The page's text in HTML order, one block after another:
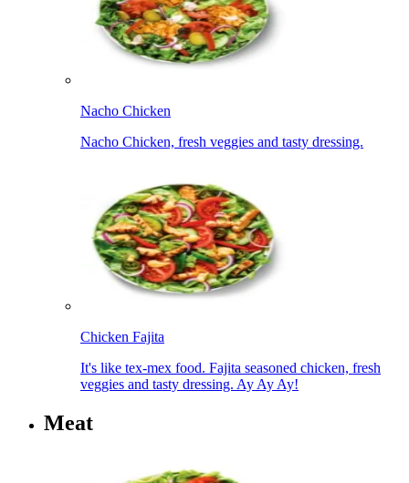
Nacho Chicken​​​​‌ ‍ ​‍​‍‌‍ ‌ ​‍‌‍‍‌‌‍‌ ‌‍‍‌‌‍ ‍​‍​‍​ ‍‍​‍​‍‌ ​ ‌‍​‌‌‍ ‍‌‍‍‌‌ ‌​‌ ‍‌​‍ ‍‌‍‍‌‌‍ ​‍​‍​‍ ​​‍​‍‌‍‍​‌ ​‍‌‍‌‌‌‍‌‍​‍​‍​ ‍‍​‍​‍‌‍‍​‌ ‌​‌ ‌​‌ ​​‌ ​ ​ ‍‍​‍ ​‍ ‌‍ ‍‌‍ ‌ ​‍‌‍‌​‌‍‍‌‌‍​ ​‍ ‌‌‍​‍‌‍‍‌‌ ‌​‌‍‌‌‌ ​ ​‍ ‌‌‍‌ ‌ ​‍‌‍ ‌ ‌‌‌ ​​​‍ ‌‌ ​ ‌ ‌​‌ ‌‌‌‍‌​‌‍‍‌‌‍ ​‍ ‍‌ ‌‍‌‍‌‌‌ ​‍‌‍​ ‌‍‌‌‌‍ ​​‍ ‍‌‍​‌‌ ​​‌ ​​​‍ ‌‍‍‌‌‍ ‍‌ ‌​‌‍‌‌‌‍ ‍‌ ‌​​‍ ‌‍‌‌‌‍‌​‌‍‍‌‌ ‌​​‍ ‌‍ ‌‌‍ ‌‍‌​‌‍‌‌​ ‌‌ ​​‌ ​‍‌‍‌‌‌ ​ ‌‍‌‌‌‍ ‍‌ ‌​‌‍​‌‌ ‌​‌‍‍‌‌‍ ‌‍ ‍​ ‍ ‌‍‍‌‌‍‌​​ ‌‌‍‌​​ ​‍​ ​‍‌‍​‌​ ‌ ​ ​‌​ ‌‌​ ‌‍​‍ ‌‌‍‌‌​ ‍‌‌‍‌‍​ ​​​‍ ‌​ ‌​​ ‌​​ ​‍​ ​​​‍ ‌​ ‍‌‌‍​ ‌‍‌‌‌‍‌​​‍ ‌‌‍‌‌‌‍‌‍​ ‌ ​ ​ ​ ‌ ​ ‌ ‌‍‌​‌‍‌‍‌‍​‌​ ​‍​ ‌ ​ ‌​​ ‍ ‌ ‌​‌ ‍‌‌ ​​‌‍‌‌​ ‌‌ ​​‌ ​‍‌‍ ‌‍‌​‌ ‌‌‌‍​ ‌ ‌​​ ‍ ‌ ​​‌‍​‌‌ ‌​‌‍‍​​ ‌‌‍ ‍‌‍​‌‌‍ ‌‌‍‌‌​‍‌‌​ ‌‌‌​​‍‌‌ ‌‍‍ ‌‍‌‌‌ ‍‌​‍‌‌​ ​ ‌​‌​​‍‌‌​ ​ ‌​‌​​‍‌‌​ ​‍​ ​‍‌‍‌‌‌‍ ‍​‍‌‌​ ​‍​ ​‍​‍‌‌​ ‌‌‌​‌​​‍ ‍‌ ‌‍‌‍​‌‌‍ ​‌ ‌‌‌‍‌‌​ ‌‍​‍‌‍​‌‌ ​ ‌‍‌‌‌‌‌‌‌ ​‍‌‍ ​​ ‌‌‍‍​‌ ‌​‌ ‌​‌ ​​‌ ​ ​‍‌‌​ ​ ‌​​‌​‍‌‌​ ​‍‌​‌‍​‍‌‌​ ​‍‌​‌‍‌‍ ‍‌‍ ‌ ​‍‌‍‌​‌‍‍‌‌‍​ ​‍ ‌‌‍​‍‌‍‍‌‌ ‌​‌‍‌‌‌ ​ ​‍ ‌‌‍‌ ‌ ​‍‌‍ ‌ ‌‌‌ ​​​‍ ‌‌ ​ ‌ ‌​‌ ‌‌‌‍‌​‌‍‍‌‌‍ ​‍ ‍‌ ‌‍‌‍‌‌‌ ​‍‌‍​ ‌‍‌‌‌‍ ​​‍ ‍‌‍​‌‌ ​​‌ ​​​‍‌‍‌‍‍‌‌‍‌​​ ‌‌‍‌​​ ​‍​ ​‍‌‍​‌​ ‌ ​ ​‌​ ‌‌​ ‌‍​‍ ‌‌‍‌‌​ ‍‌‌‍‌‍​ ​​​‍ ‌​ ‌​​ ‌​​ ​‍​ ​​​‍ ‌​ ‍‌‌‍​ ‌‍‌‌‌‍‌​​‍ ‌‌‍‌‌‌‍‌‍​ ‌ ​ ​ ​ ‌ ​ ‌ ‌‍‌​‌‍‌‍‌‍​‌​ ​‍​ ‌ ​ ‌​​‍‌‍‌ ‌​‌ ‍‌‌ ​​‌‍‌‌​ ‌‌ ​​‌ ​‍‌‍ ‌‍‌​‌ ‌‌‌‍​ ‌ ‌​​‍‌‍‌ ​​‌‍​‌‌ ‌​‌‍‍​​ ‌‌‍ ‍‌‍​‌‌‍ ‌‌‍‌‌​‍‌‌​ ‌‌‌​​‍‌‌ ‌‍‍ ‌‍‌‌‌ ‍‌​‍‌‌​ ​ ‌​‌​​‍‌‌​ ​ ‌​‌​​‍‌‌​ ​‍​ ​‍‌‍‌‌‌‍ ‍​‍‌‌​ ​‍​ ​‍​‍‌‌​ ‌‌‌​‌​​‍ ‍‌ ‌‍‌‍​‌‌‍ ​‌ ‌‌‌‍‌‌​‍‌‍‌ ​​‌‍‌‌‌ ​‍‌ ​ ‌ ​​‌‍‌‌‌‍​ ‌ ‌​‌‍‍‌‌ ‌‍‌‍‌‌​ ‌‌ ​​‌ ‌‌‌‍​‍‌‍ ​‌‍‍‌‌ ​ ‌‍‍​‌‍‌‌‌‍‌​​‍​‍‌ ‌
Nacho Chicken, fresh veggies and tasty dressing.​​​​‌ ‍ ​‍​‍‌‍ ‌ ​‍‌‍‍‌‌‍‌ ‌‍‍‌‌‍ ‍​‍​‍​ ‍‍​‍​‍‌ ​ ‌‍​‌‌‍ ‍‌‍‍‌‌ ‌​‌ ‍‌​‍ ‍‌‍‍‌‌‍ ​‍​‍​‍ ​​‍​‍‌‍‍​‌ ​‍‌‍‌‌‌‍‌‍​‍​‍​ ‍‍​‍​‍‌‍‍​‌ ‌​‌ ‌​‌ ​​‌ ​ ​ ‍‍​‍ ​‍ ‌‍ ‍‌‍ ‌ ​‍‌‍‌​‌‍‍‌‌‍​ ​‍ ‌‌‍​‍‌‍‍‌‌ ‌​‌‍‌‌‌ ​ ​‍ ‌‌‍‌ ‌ ​‍‌‍ ‌ ‌‌‌ ​​​‍ ‌‌ ​ ‌ ‌​‌ ‌‌‌‍‌​‌‍‍‌‌‍ ​‍ ‍‌ ‌‍‌‍‌‌‌ ​‍‌‍​ ‌‍‌‌‌‍ ​​‍ ‍‌‍​‌‌ ​​‌ ​​​‍ ‌‍‍‌‌‍ ‍‌ ‌​‌‍‌‌‌‍ ‍‌ ‌​​‍ ‌‍‌‌‌‍‌​‌‍‍‌‌ ‌​​‍ ‌‍ ‌‌‍ ‌‍‌​‌‍‌‌​ ‌‌ ​​‌ ​‍‌‍‌‌‌ ​ ‌‍‌‌‌‍ ‍‌ ‌​‌‍​‌‌ ‌​‌‍‍‌‌‍ ‌‍ ‍​ ‍ ‌‍‍‌‌‍‌​​ ‌‌‍‌​​ ​‍​ ​‍‌‍​‌​ ‌ ​ ​‌​ ‌‌​ ‌‍​‍ ‌‌‍‌‌​ ‍‌‌‍‌‍​ ​​​‍ ‌​ ‌​​ ‌​​ ​‍​ ​​​‍ ‌​ ‍‌‌‍​ ‌‍‌‌‌‍‌​​‍ ‌‌‍‌‌‌‍‌‍​ ‌ ​ ​ ​ ‌ ​ ‌ ‌‍‌​‌‍‌‍‌‍​‌​ ​‍​ ‌ ​ ‌​​ ‍ ‌ ‌​‌ ‍‌‌ ​​‌‍‌‌​ ‌‌ ​​‌ ​‍‌‍ ‌‍‌​‌ ‌‌‌‍​ ‌ ‌​​ ‍ ‌ ​​‌‍​‌‌ ‌​‌‍‍​​ ‌‌ ​ ‌‍‍​‌‍ ‌ ​‍‌ ‌​‌​‌​‌‍‌‌‌ ​ ‌‍​ ‌ ​‍‌‍‍‌‌ ​​‌ ‌​‌‍‍‌‌‍ ‌‍ ‍​‍‌‌​ ‌‌‌​​‍‌‌ ‌‍‍ ‌‍‌‌‌ ‍‌​‍‌‌​ ​ ‌​‌​​‍‌‌​ ​ ‌​‌​​‍‌‌​ ​‍​ ​‍‌‍‌‌‌‍ ‍​‍‌‌​ ​‍​ ​‍​‍‌‌​ ‌‌‌​‌​​‍ ‍‌ ‌‍‌‍​‌‌‍ ​‌ ‌‌‌‍‌‌​ ‌‍​‍‌‍​‌‌ ​ ‌‍‌‌‌‌‌‌‌ ​‍‌‍ ​​ ‌‌‍‍​‌ ‌​‌ ‌​‌ ​​‌ ​ ​‍‌‌​ ​ ‌​​‌​‍‌‌​ ​‍‌​‌‍​‍‌‌​ ​‍‌​‌‍‌‍ ‍‌‍ ‌ ​‍‌‍‌​‌‍‍‌‌‍​ ​‍ ‌‌‍​‍‌‍‍‌‌ ‌​‌‍‌‌‌ ​ ​‍ ‌‌‍‌ ‌ ​‍‌‍ ‌ ‌‌‌ ​​​‍ ‌‌ ​ ‌ ‌​‌ ‌‌‌‍‌​‌‍‍‌‌‍ ​‍ ‍‌ ‌‍‌‍‌‌‌ ​‍‌‍​ ‌‍‌‌‌‍ ​​‍ ‍‌‍​‌‌ ​​‌ ​​​‍‌‍‌‍‍‌‌‍‌​​ ‌‌‍‌​​ ​‍​ ​‍‌‍​‌​ ‌ ​ ​‌​ ‌‌​ ‌‍​‍ ‌‌‍‌‌​ ‍‌‌‍‌‍​ ​​​‍ ‌​ ‌​​ ‌​​ ​‍​ ​​​‍ ‌​ ‍‌‌‍​ ‌‍‌‌‌‍‌​​‍ ‌‌‍‌‌‌‍‌‍​ ‌ ​ ​ ​ ‌ ​ ‌ ‌‍‌​‌‍‌‍‌‍​‌​ ​‍​ ‌ ​ ‌​​‍‌‍‌ ‌​‌ ‍‌‌ ​​‌‍‌‌​ ‌‌ ​​‌ ​‍‌‍ ‌‍‌​‌ ‌‌‌‍​ ‌ ‌​​‍‌‍‌ ​​‌‍​‌‌ ‌​‌‍‍​​ ‌‌ ​ ‌‍‍​‌‍ ‌ ​‍‌ ‌​‌​‌​‌‍‌‌‌ ​ ‌‍​ ‌ ​‍‌‍‍‌‌ ​​‌ ‌​‌‍‍‌‌‍ ‌‍ ‍​‍‌‌​ ‌‌‌​​‍‌‌ ‌‍‍ ‌‍‌‌‌ ‍‌​‍‌‌​ ​ ‌​‌​​‍‌‌​ ​ ‌​‌​​‍‌‌​ ​‍​ ​‍‌‍‌‌‌‍ ‍​‍‌‌​ ​‍​ ​‍​‍‌‌​ ‌‌‌​‌​​‍ ‍‌ ‌‍‌‍​‌‌‍ ​‌ ‌‌‌‍‌‌​‍‌‍‌ ​​‌‍‌‌‌ ​‍‌ ​ ‌ ​​‌‍‌‌‌‍​ ‌ ‌​‌‍‍‌‌ ‌‍‌‍‌‌​ ‌‌ ​​‌ ‌‌‌‍​‍‌‍ ​‌‍‍‌‌ ​ ‌‍‍​‌‍‌‌‌‍‌​​‍​‍‌ ‌
Chicken Fajita​​​​‌ ‍ ​‍​‍‌‍ ‌ ​‍‌‍‍‌‌‍‌ ‌‍‍‌‌‍ ‍​‍​‍​ ‍‍​‍​‍‌ ​ ‌‍​‌‌‍ ‍‌‍‍‌‌ ‌​‌ ‍‌​‍ ‍‌‍‍‌‌‍ ​‍​‍​‍ ​​‍​‍‌‍‍​‌ ​‍‌‍‌‌‌‍‌‍​‍​‍​ ‍‍​‍​‍‌‍‍​‌ ‌​‌ ‌​‌ ​​‌ ​ ​ ‍‍​‍ ​‍ ‌‍ ‍‌‍ ‌ ​‍‌‍‌​‌‍‍‌‌‍​ ​‍ ‌‌‍​‍‌‍‍‌‌ ‌​‌‍‌‌‌ ​ ​‍ ‌‌‍‌ ‌ ​‍‌‍ ‌ ‌‌‌ ​​​‍ ‌‌ ​ ‌ ‌​‌ ‌‌‌‍‌​‌‍‍‌‌‍ ​‍ ‍‌ ‌‍‌‍‌‌‌ ​‍‌‍​ ‌‍‌‌‌‍ ​​‍ ‍‌‍​‌‌ ​​‌ ​​​‍ ‌‍‍‌‌‍ ‍‌ ‌​‌‍‌‌‌‍ ‍‌ ‌​​‍ ‌‍‌‌‌‍‌​‌‍‍‌‌ ‌​​‍ ‌‍ ‌‌‍ ‌‍‌​‌‍‌‌​ ‌‌ ​​‌ ​‍‌‍‌‌‌ ​ ‌‍‌‌‌‍ ‍‌ ‌​‌‍​‌‌ ‌​‌‍‍‌‌‍ ‌‍ ‍​ ‍ ‌‍‍‌‌‍‌​​ ‌​ ‌ ​ ‍​‌‍‌‌‌‍​‍​ ‍‌‌‍​ ​ ‍‌‌‍​ ​‍ ‌‌‍‌​‌‍​ ​ ‍‌‌‍​‍​‍ ‌​ ‌​‌‍‌‌​ ‍​​ ​‍​‍ ‌​ ‍​‌‍​‌​ ‍‌​ ​‍​‍ ‌‌‍‌‌‌‍​‌‌‍​‍​ ‌‍‌‍​‌‌‍​‌‌‍​ ​ ​‌‌‍​‍​ ‌‌​ ‌​​ ​‍​ ‍ ‌ ‌​‌ ‍‌‌ ​​‌‍‌‌​ ‌‌ ​​‌ ​‍‌‍ ‌‍‌​‌ ‌‌‌‍​ ‌ ‌​​ ‍ ‌ ​​‌‍​‌‌ ‌​‌‍‍​​ ‌‌‍ ‍‌‍​‌‌‍ ‌‌‍‌‌​‍‌‌​ ‌‌‌​​‍‌‌ ‌‍‍ ‌‍‌‌‌ ‍‌​‍‌‌​ ​ ‌​‌​​‍‌‌​ ​ ‌​‌​​‍‌‌​ ​‍​ ​‍‌‍‌‌‌‍ ‍​‍‌‌​ ​‍​ ​‍​‍‌‌​ ‌‌‌​‌​​‍ ‍‌ ‌‍‌‍​‌‌‍ ​‌ ‌‌‌‍‌‌​ ‌‍​‍‌‍​‌‌ ​ ‌‍‌‌‌‌‌‌‌ ​‍‌‍ ​​ ‌‌‍‍​‌ ‌​‌ ‌​‌ ​​‌ ​ ​‍‌‌​ ​ ‌​​‌​‍‌‌​ ​‍‌​‌‍​‍‌‌​ ​‍‌​‌‍‌‍ ‍‌‍ ‌ ​‍‌‍‌​‌‍‍‌‌‍​ ​‍ ‌‌‍​‍‌‍‍‌‌ ‌​‌‍‌‌‌ ​ ​‍ ‌‌‍‌ ‌ ​‍‌‍ ‌ ‌‌‌ ​​​‍ ‌‌ ​ ‌ ‌​‌ ‌‌‌‍‌​‌‍‍‌‌‍ ​‍ ‍‌ ‌‍‌‍‌‌‌ ​‍‌‍​ ‌‍‌‌‌‍ ​​‍ ‍‌‍​‌‌ ​​‌ ​​​‍‌‍‌‍‍‌‌‍‌​​ ‌​ ‌ ​ ‍​‌‍‌‌‌‍​‍​ ‍‌‌‍​ ​ ‍‌‌‍​ ​‍ ‌‌‍‌​‌‍​ ​ ‍‌‌‍​‍​‍ ‌​ ‌​‌‍‌‌​ ‍​​ ​‍​‍ ‌​ ‍​‌‍​‌​ ‍‌​ ​‍​‍ ‌‌‍‌‌‌‍​‌‌‍​‍​ ‌‍‌‍​‌‌‍​‌‌‍​ ​ ​‌‌‍​‍​ ‌‌​ ‌​​ ​‍​‍‌‍‌ ‌​‌ ‍‌‌ ​​‌‍‌‌​ ‌‌ ​​‌ ​‍‌‍ ‌‍‌​‌ ‌‌‌‍​ ‌ ‌​​‍‌‍‌ ​​‌‍​‌‌ ‌​‌‍‍​​ ‌‌‍ ‍‌‍​‌‌‍ ‌‌‍‌‌​‍‌‌​ ‌‌‌​​‍‌‌ ‌‍‍ ‌‍‌‌‌ ‍‌​‍‌‌​ ​ ‌​‌​​‍‌‌​ ​ ‌​‌​​‍‌‌​ ​‍​ ​‍‌‍‌‌‌‍ ‍​‍‌‌​ ​‍​ ​‍​‍‌‌​ ‌‌‌​‌​​‍ ‍‌ ‌‍‌‍​‌‌‍ ​‌ ‌‌‌‍‌‌​‍‌‍‌ ​​‌‍‌‌‌ ​‍‌ ​ ‌ ​​‌‍‌‌‌‍​ ‌ ‌​‌‍‍‌‌ ‌‍‌‍‌‌​ ‌‌ ​​‌ ‌‌‌‍​‍‌‍ ​‌‍‍‌‌ ​ ‌‍‍​‌‍‌‌‌‍‌​​‍​‍‌ ‌
It's like tex-mex food. Fajita seasoned chicken, fresh
veggies and tasty dressing. Ay Ay Ay!​​​​‌ ‍ ​‍​‍‌‍ ‌ ​‍‌‍‍‌‌‍‌ ‌‍‍‌‌‍ ‍​‍​‍​ ‍‍​‍​‍‌ ​ ‌‍​‌‌‍ ‍‌‍‍‌‌ ‌​‌ ‍‌​‍ ‍‌‍‍‌‌‍ ​‍​‍​‍ ​​‍​‍‌‍‍​‌ ​‍‌‍‌‌‌‍‌‍​‍​‍​ ‍‍​‍​‍‌‍‍​‌ ‌​‌ ‌​‌ ​​‌ ​ ​ ‍‍​‍ ​‍ ‌‍ ‍‌‍ ‌ ​‍‌‍‌​‌‍‍‌‌‍​ ​‍ ‌‌‍​‍‌‍‍‌‌ ‌​‌‍‌‌‌ ​ ​‍ ‌‌‍‌ ‌ ​‍‌‍ ‌ ‌‌‌ ​​​‍ ‌‌ ​ ‌ ‌​‌ ‌‌‌‍‌​‌‍‍‌‌‍ ​‍ ‍‌ ‌‍‌‍‌‌‌ ​‍‌‍​ ‌‍‌‌‌‍ ​​‍ ‍‌‍​‌‌ ​​‌ ​​​‍ ‌‍‍‌‌‍ ‍‌ ‌​‌‍‌‌‌‍ ‍‌ ‌​​‍ ‌‍‌‌‌‍‌​‌‍‍‌‌ ‌​​‍ ‌‍ ‌‌‍ ‌‍‌​‌‍‌‌​ ‌‌ ​​‌ ​‍‌‍‌‌‌ ​ ‌‍‌‌‌‍ ‍‌ ‌​‌‍​‌‌ ‌​‌‍‍‌‌‍ ‌‍ ‍​ ‍ ‌‍‍‌‌‍‌​​ ‌​ ‌ ​ ‍​‌‍‌‌‌‍​‍​ ‍‌‌‍​ ​ ‍‌‌‍​ ​‍ ‌‌‍‌​‌‍​ ​ ‍‌‌‍​‍​‍ ‌​ ‌​‌‍‌‌​ ‍​​ ​‍​‍ ‌​ ‍​‌‍​‌​ ‍‌​ ​‍​‍ ‌‌‍‌‌‌‍​‌‌‍​‍​ ‌‍‌‍​‌‌‍​‌‌‍​ ​ ​‌‌‍​‍​ ‌‌​ ‌​​ ​‍​ ‍ ‌ ‌​‌ ‍‌‌ ​​‌‍‌‌​ ‌‌ ​​‌ ​‍‌‍ ‌‍‌​‌ ‌‌‌‍​ ‌ ‌​​ ‍ ‌ ​​‌‍​‌‌ ‌​‌‍‍​​ ‌‌ ​ ‌‍‍​‌‍ ‌ ​‍‌ ‌​‌​‌​‌‍‌‌‌ ​ ‌‍​ ‌ ​‍‌‍‍‌‌ ​​‌ ‌​‌‍‍‌‌‍ ‌‍ ‍​‍‌‌​ ‌‌‌​​‍‌‌ ‌‍‍ ‌‍‌‌‌ ‍‌​‍‌‌​ ​ ‌​‌​​‍‌‌​ ​ ‌​‌​​‍‌‌​ ​‍​ ​‍‌‍‌‌‌‍ ‍​‍‌‌​ ​‍​ ​‍​‍‌‌​ ‌‌‌​‌​​‍ ‍‌ ‌‍‌‍​‌‌‍ ​‌ ‌‌‌‍‌‌​ ‌‍​‍‌‍​‌‌ ​ ‌‍‌‌‌‌‌‌‌ ​‍‌‍ ​​ ‌‌‍‍​‌ ‌​‌ ‌​‌ ​​‌ ​ ​‍‌‌​ ​ ‌​​‌​‍‌‌​ ​‍‌​‌‍​‍‌‌​ ​‍‌​‌‍‌‍ ‍‌‍ ‌ ​‍‌‍‌​‌‍‍‌‌‍​ ​‍ ‌‌‍​‍‌‍‍‌‌ ‌​‌‍‌‌‌ ​ ​‍ ‌‌‍‌ ‌ ​‍‌‍ ‌ ‌‌‌ ​​​‍ ‌‌ ​ ‌ ‌​‌ ‌‌‌‍‌​‌‍‍‌‌‍ ​‍ ‍‌ ‌‍‌‍‌‌‌ ​‍‌‍​ ‌‍‌‌‌‍ ​​‍ ‍‌‍​‌‌ ​​‌ ​​​‍‌‍‌‍‍‌‌‍‌​​ ‌​ ‌ ​ ‍​‌‍‌‌‌‍​‍​ ‍‌‌‍​ ​ ‍‌‌‍​ ​‍ ‌‌‍‌​‌‍​ ​ ‍‌‌‍​‍​‍ ‌​ ‌​‌‍‌‌​ ‍​​ ​‍​‍ ‌​ ‍​‌‍​‌​ ‍‌​ ​‍​‍ ‌‌‍‌‌‌‍​‌‌‍​‍​ ‌‍‌‍​‌‌‍​‌‌‍​ ​ ​‌‌‍​‍​ ‌‌​ ‌​​ ​‍​‍‌‍‌ ‌​‌ ‍‌‌ ​​‌‍‌‌​ ‌‌ ​​‌ ​‍‌‍ ‌‍‌​‌ ‌‌‌‍​ ‌ ‌​​‍‌‍‌ ​​‌‍​‌‌ ‌​‌‍‍​​ ‌‌ ​ ‌‍‍​‌‍ ‌ ​‍‌ ‌​‌​‌​‌‍‌‌‌ ​ ‌‍​ ‌ ​‍‌‍‍‌‌ ​​‌ ‌​‌‍‍‌‌‍ ‌‍ ‍​‍‌‌​ ‌‌‌​​‍‌‌ ‌‍‍ ‌‍‌‌‌ ‍‌​‍‌‌​ ​ ‌​‌​​‍‌‌​ ​ ‌​‌​​‍‌‌​ ​‍​ ​‍‌‍‌‌‌‍ ‍​‍‌‌​ ​‍​ ​‍​‍‌‌​ ‌‌‌​‌​​‍ ‍‌ ‌‍‌‍​‌‌‍ ​‌ ‌‌‌‍‌‌​‍‌‍‌ ​​‌‍‌‌‌ ​‍‌ ​ ‌ ​​‌‍‌‌‌‍​ ‌ ‌​‌‍‍‌‌ ‌‍‌‍‌‌​ ‌‌ ​​‌ ‌‌‌‍​‍‌‍ ​‌‍‍‌‌ ​ ‌‍‍​‌‍‌‌‌‍‌​​‍​‍‌ ‌
Meat​​​​‌ ‍ ​‍​‍‌‍ ‌ ​‍‌‍‍‌‌‍‌ ‌‍‍‌‌‍ ‍​‍​‍​ ‍‍​‍​‍‌ ​ ‌‍​‌‌‍ ‍‌‍‍‌‌ ‌​‌ ‍‌​‍ ‍‌‍‍‌‌‍ ​‍​‍​‍ ​​‍​‍‌‍‍​‌ ​‍‌‍‌‌‌‍‌‍​‍​‍​ ‍‍​‍​‍‌‍‍​‌ ‌​‌ ‌​‌ ​​‌ ​ ​ ‍‍​‍ ​‍ ‌‍ ‍‌‍ ‌ ​‍‌‍‌​‌‍‍‌‌‍​ ​‍ ‌‌‍​‍‌‍‍‌‌ ‌​‌‍‌‌‌ ​ ​‍ ‌‌‍‌ ‌ ​‍‌‍ ‌ ‌‌‌ ​​​‍ ‌‌ ​ ‌ ‌​‌ ‌‌‌‍‌​‌‍‍‌‌‍ ​‍ ‍‌ ‌‍‌‍‌‌‌ ​‍‌‍​ ‌‍‌‌‌‍ ​​‍ ‍‌‍​‌‌ ​​‌ ​​​‍ ‌‍‍‌‌‍ ‍‌ ‌​‌‍‌‌‌‍ ‍‌ ‌​​‍ ‌‍‌‌‌‍‌​‌‍‍‌‌ ‌​​‍ ‌‍ ‌‌‍ ‌‍‌​‌‍‌‌​ ‌‌ ​​‌ ​‍‌‍‌‌‌ ​ ‌‍‌‌‌‍ ‍‌ ‌​‌‍​‌‌ ‌​‌‍‍‌‌‍ ‌‍ ‍​ ‍ ‌‍‍‌‌‍‌​​ ‌‌‍​‍​ ‍‌​ ‍‌​ ​ ‌‍​‍​ ​‍‌‍‌‍​ ‌​​‍ ‌‌‍‌‍​ ​ ​ ‌ ‌‍‌‍​‍ ‌​ ‌​‌‍​‍‌‍​‍​ ​‌​‍ ‌​ ‍‌​ ‍‌‌‍​‌​ ​‍​‍ ‌​ ​ ‌‍​ ‌‍​‍‌‍​‍​ ‌‌​ ‌‌​ ‌​‌‍‌‌​ ​‍‌‍​ ​ ‌ ‌‍‌‍​ ‍ ‌ ‌​‌ ‍‌‌ ​​‌‍‌‌​ ‌‌ ​ ‌ ‌‌‌‍​‍‌‍​ ‌‍​‌‌ ‌​‌‍‌‌‌‍‌ ‌‍ ‌ ​‍‌ ‍‌​ ‍ ‌ ​​‌‍​‌‌ ‌​‌‍‍​​ ‌‌‍ ‍‌‍​‌‌‍ ‌‌‍‌‌​‍‌‌​ ‌‌‌​​‍‌‌ ‌‍‍ ‌‍‌‌‌ ‍‌​‍‌‌​ ​ ‌​‌​​‍‌‌​ ​ ‌​‌​​‍‌‌​ ​‍​ ​‍‌‍‌‌‌‍ ‍​‍‌‌​ ​‍​ ​‍​‍‌‌​ ‌‌‌​‌​​‍ ‍‌ ‌‍‌‍​‌‌‍ ​‌ ‌‌‌‍‌‌​ ‌‍​‍‌‍​‌‌ ​ ‌‍‌‌‌‌‌‌‌ ​‍‌‍ ​​ ‌‌‍‍​‌ ‌​‌ ‌​‌ ​​‌ ​ ​‍‌‌​ ​ ‌​​‌​‍‌‌​ ​‍‌​‌‍​‍‌‌​ ​‍‌​‌‍‌‍ ‍‌‍ ‌ ​‍‌‍‌​‌‍‍‌‌‍​ ​‍ ‌‌‍​‍‌‍‍‌‌ ‌​‌‍‌‌‌ ​ ​‍ ‌‌‍‌ ‌ ​‍‌‍ ‌ ‌‌‌ ​​​‍ ‌‌ ​ ‌ ‌​‌ ‌‌‌‍‌​‌‍‍‌‌‍ ​‍ ‍‌ ‌‍‌‍‌‌‌ ​‍‌‍​ ‌‍‌‌‌‍ ​​‍ ‍‌‍​‌‌ ​​‌ ​​​‍‌‍‌‍‍‌‌‍‌​​ ‌‌‍​‍​ ‍‌​ ‍‌​ ​ ‌‍​‍​ ​‍‌‍‌‍​ ‌​​‍ ‌‌‍‌‍​ ​ ​ ‌ ‌‍‌‍​‍ ‌​ ‌​‌‍​‍‌‍​‍​ ​‌​‍ ‌​ ‍‌​ ‍‌‌‍​‌​ ​‍​‍ ‌​ ​ ‌‍​ ‌‍​‍‌‍​‍​ ‌‌​ ‌‌​ ‌​‌‍‌‌​ ​‍‌‍​ ​ ‌ ‌‍‌‍​‍‌‍‌ ‌​‌ ‍‌‌ ​​‌‍‌‌​ ‌‌ ​ ‌ ‌‌‌‍​‍‌‍​ ‌‍​‌‌ ‌​‌‍‌‌‌‍‌ ‌‍ ‌ ​‍‌ ‍‌​‍‌‍‌ ​​‌‍​‌‌ ‌​‌‍‍​​ ‌‌‍ ‍‌‍​‌‌‍ ‌‌‍‌‌​‍‌‌​ ‌‌‌​​‍‌‌ ‌‍‍ ‌‍‌‌‌ ‍‌​‍‌‌​ ​ ‌​‌​​‍‌‌​ ​ ‌​‌​​‍‌‌​ ​‍​ ​‍‌‍‌‌‌‍ ‍​‍‌‌​ ​‍​ ​‍​‍‌‌​ ‌‌‌​‌​​‍ ‍‌ ‌‍‌‍​‌‌‍ ​‌ ‌‌‌‍‌‌​‍‌‍‌ ​​‌‍‌‌‌ ​‍‌ ​ ‌ ​​‌‍‌‌‌‍​ ‌ ‌​‌‍‍‌‌ ‌‍‌‍‌‌​ ‌‌ ​​‌ ‌‌‌‍​‍‌‍ ​‌‍‍‌‌ ​ ‌‍‍​‌‍‌‌‌‍‌​​‍​‍‌ ‌